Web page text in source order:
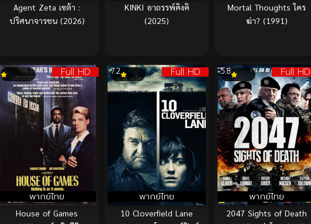
Agent Zeta เซต้า :
ปริศนาจารชน (2026)
KINKI อาถรรพ์คิงคิ
(2025)
Mortal Thoughts ใคร
ฆ่า? (1991)
Full HD
พากย์ไทย
House of Games
Full HD
พากย์ไทย
7.2
10 Cloverfield Lane
Full HD
พากย์ไทย
5.8
2047 Sights of Death